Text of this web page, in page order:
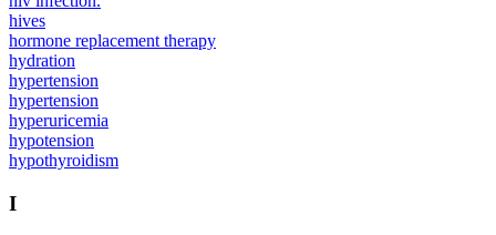
hives
hormone replacement therapy
hydration
hypertension
hypertension
hyperuricemia
hypotension
hypothyroidism
I